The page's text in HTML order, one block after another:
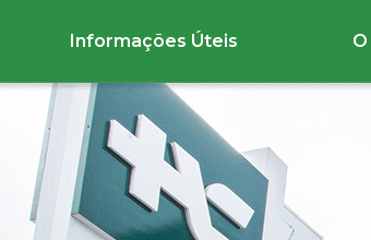
Informações Úteis